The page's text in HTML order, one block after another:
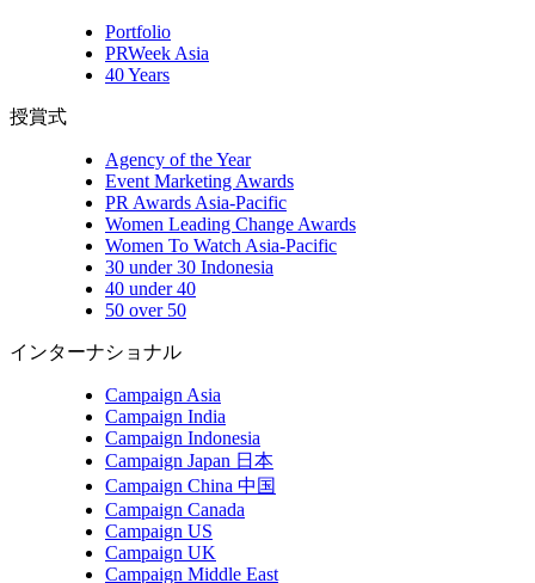
Portfolio
PRWeek Asia
40 Years
授賞式
Agency of the Year
Event Marketing Awards
PR Awards Asia-Pacific
Women Leading Change Awards
Women To Watch Asia-Pacific
30 under 30 Indonesia
40 under 40
50 over 50
インターナショナル
Campaign Asia
Campaign India
Campaign Indonesia
Campaign Japan 日本
Campaign China 中国
Campaign Canada
Campaign US
Campaign UK
Campaign Middle East